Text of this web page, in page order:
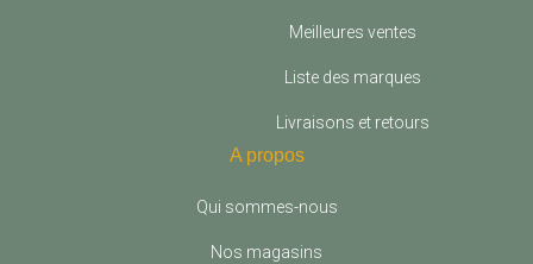
Meilleures ventes
Liste des marques
Livraisons et retours
A propos
Qui sommes-nous
Nos magasins